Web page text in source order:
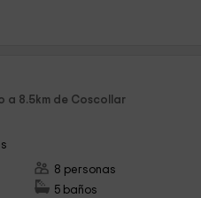
a 8.5km de Coscollar
8 personas
5 baños